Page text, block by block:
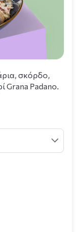
σκόρδο,
Grana Padano.